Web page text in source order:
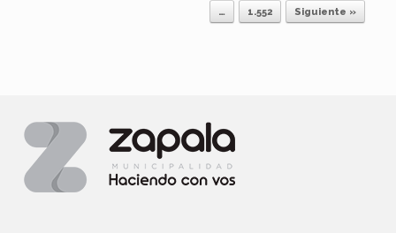
… 1.552 Siguiente »